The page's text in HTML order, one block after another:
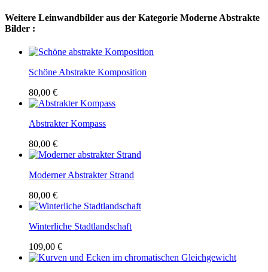
Weitere Leinwandbilder aus der Kategorie Moderne Abstrakte
Bilder :
Schöne Abstrakte Komposition
80,00 €
Abstrakter Kompass
80,00 €
Moderner Abstrakter Strand
80,00 €
Winterliche Stadtlandschaft
109,00 €